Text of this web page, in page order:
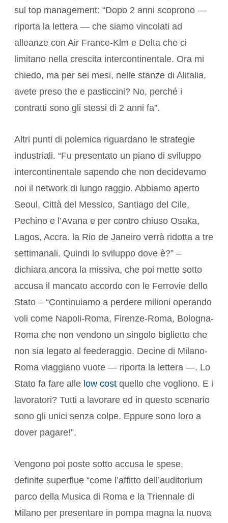
sul top management: “Dopo 2 anni scoprono —
riporta la lettera — che siamo vincolati ad
alleanze con Air France-Klm e Delta che ci
limitano nella crescita intercontinentale. Ora mi
chiedo, ma per sei mesi, nelle stanze di Alitalia,
avete preso the e pasticcini? No, perché i
contratti sono gli stessi di 2 anni fa”.
Altri punti di polemica riguardano le strategie
industriali. “Fu presentato un piano di sviluppo
intercontinentale sapendo che non decidevamo
noi il network di lungo raggio. Abbiamo aperto
Seoul, Città del Messico, Santiago del Cile,
Pechino e l’Avana e per contro chiuso Osaka,
Lagos, Accra. la Rio de Janeiro verrà ridotta a tre
settimanali. Quindi lo sviluppo dove è?” –
dichiara ancora la missiva, che poi mette sotto
accusa il mancato accordo con le Ferrovie dello
Stato – “Continuiamo a perdere milioni operando
voli come Napoli-Roma, Firenze-Roma, Bologna-
Roma che non vendono un singolo biglietto che
non sia legato al feederaggio. Decine di Milano-
Roma viaggiano vuote — riporta la lettera —. Lo
Stato fa fare alle low cost quello che vogliono. E i
lavoratori? Tutti a lavorare ed in questo scenario
sono gli unici senza colpe. Eppure sono loro a
dover pagare!”.
Vengono poi poste sotto accusa le spese,
definite superflue “come l’affitto dell’auditorium
parco della Musica di Roma e la Triennale di
Milano per presentare in pompa magna la nuova